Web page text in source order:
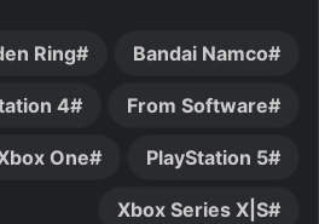
Bandai Namco
Ring
From Software
4
PlayStation 5
One
Xbox Series X|S